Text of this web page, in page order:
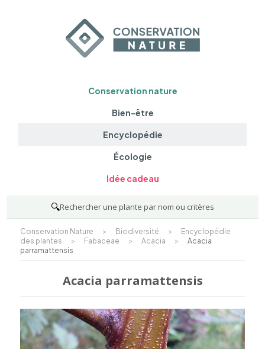
Conservation nature
Bien-être
Encyclopédie
Écologie
Idée cadeau
🔍Rechercher une plante par nom ou critères
Conservation Nature > Biodiversité >
Encyclopédie
des plantes
> Fabaceae > Acacia >
Acacia
parramattensis
Acacia parramattensis